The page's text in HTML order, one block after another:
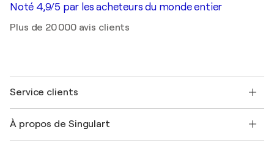
Noté 4,9/5 par les acheteurs du monde entier
Plus de 20 000 avis clients
Service clients
Expédition
À propos de Singulart